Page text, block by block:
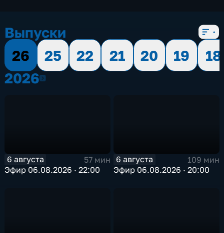
Выпуски
26
25 22 21 20 19
18
20262026
6 августа
57 мин
Эфир 06.08.2026 · 22:00
6 августа
109 мин
Эфир 06.08.2026 · 20:00